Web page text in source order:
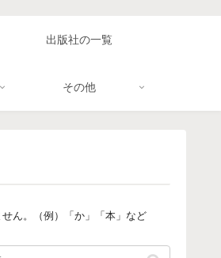
出版社の一覧
その他
ん。（例）「か」「本」など